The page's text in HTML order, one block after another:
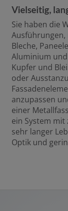
Vielseitig,
Sie haben die
Ausführungen,
Bleche,
Aluminium
Kupfer und
oder
anzupassen
einer
ein System
sehr langer
Optik und